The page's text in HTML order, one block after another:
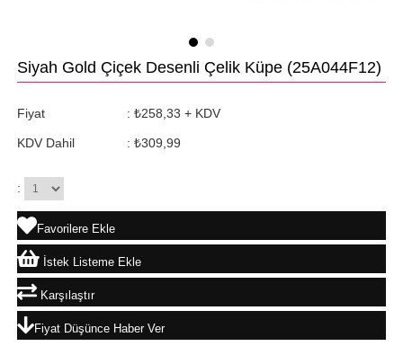
Siyah Gold Çiçek Desenli Çelik Küpe (25A044F12)
Fiyat : ₺258,33 + KDV
KDV Dahil : ₺309,99
:
Favorilere Ekle
İstek Listeme Ekle
Karşılaştır
Fiyat Düşünce Haber Ver